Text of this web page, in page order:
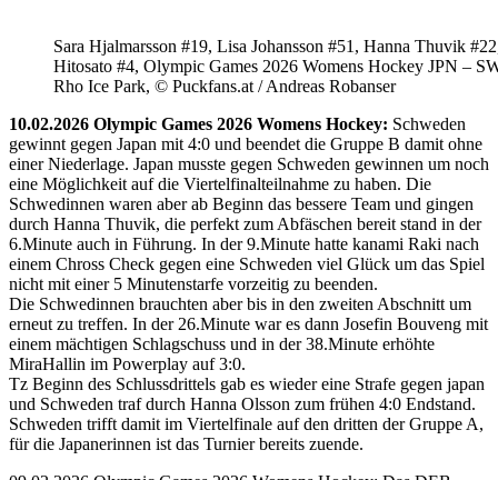
Sara Hjalmarsson #19, Lisa Johansson #51, Hanna Thuvik
Hitosato #4, Olympic Games 2026 Womens Hockey JPN –
Rho Ice Park, © Puckfans.at / Andreas Robanser
10.02.2026 Olympic Games 2026 Womens Hockey: Schweden
gewinnt gegen Japan mit 4:0 und beendet die Gruppe B damit ohne
einer Niederlage. Japan musste gegen Schweden gewinnen um noch
eine Möglichkeit auf die Viertelfinalteilnahme zu haben. Die
Schwedinnen waren aber ab Beginn das bessere Team und gingen
durch Hanna Thuvik, die perfekt zum Abfäschen bereit stand in der
6.Minute auch in Führung. In der 9.Minute hatte kanami Raki nach
einem Chross Check gegen eine Schweden viel Glück um das Spiel
nicht mit einer 5 Minutenstarfe vorzeitig zu beenden.
Die Schwedinnen brauchten aber bis in den zweiten Abschnitt um
erneut zu treffen. In der 26.Minute war es dann Josefin Bouveng mit
einem mächtigen Schlagschuss und in der 38.Minute erhöhte
MiraHallin im Powerplay auf 3:0.
Tz Beginn des Schlussdrittels gab es wieder eine Strafe gegen japan
und Schweden traf durch Hanna Olsson zum frühen 4:0 Endstand.
Schweden trifft damit im Viertelfinale auf den dritten der Gruppe A,
für die Japanerinnen ist das Turnier bereits zuende.